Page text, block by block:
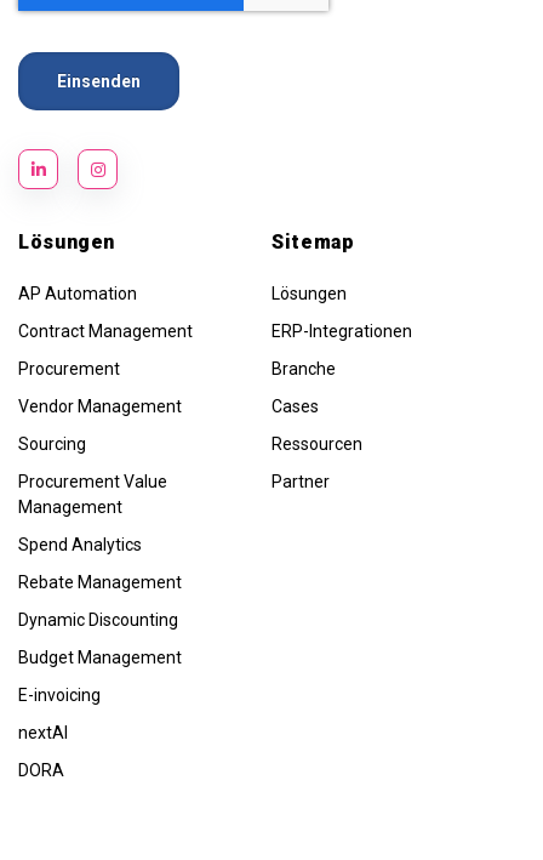
Lösungen
AP Automation
Contract Management
Procurement
Vendor Management
Sourcing
Procurement Value
Management
Spend Analytics
Rebate Management
Dynamic Discounting
Budget Management
E-invoicing
nextAI
DORA
Sitemap
Lösungen
ERP-Integrationen
Branche
Cases
Ressourcen
Partner